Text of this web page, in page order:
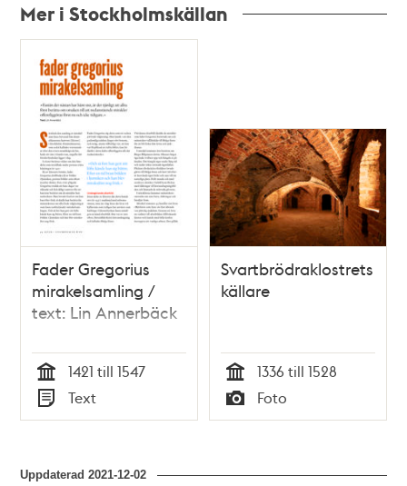
Mer i Stockholmskällan
poster
och
teman
Fader Gregorius
mirakelsamling /
text: Lin Annerbäck
Tid
1421 till 1547
Typ
Text
Svartbrödraklostrets
källare
Tid
1336 till 1528
Typ
Foto
Uppdaterad2021-12-02